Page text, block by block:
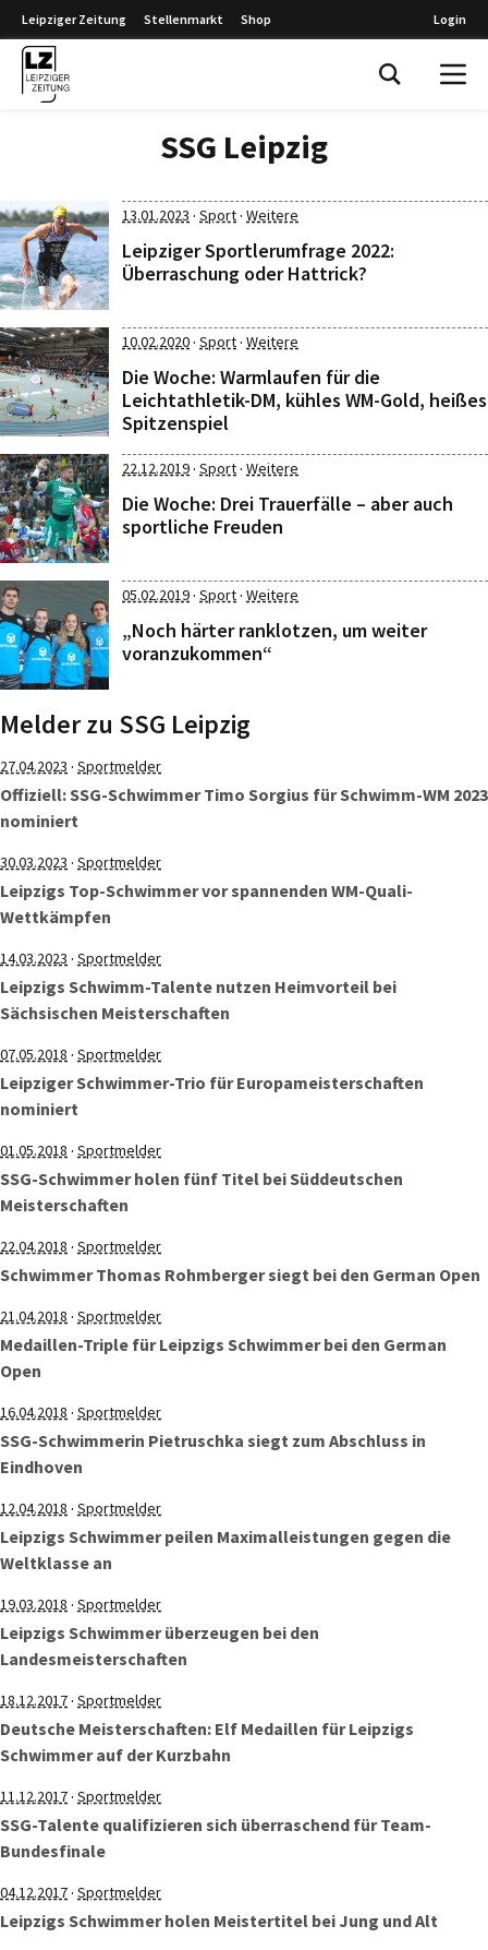
Leipziger Zeitung Stellenmarkt Shop Login
SSG Leipzig
13.01.2023 · Sport· Weitere
Leipziger Sportlerumfrage 2022:
Überraschung oder Hattrick?
10.02.2020· Sport· Weitere
Die Woche: Warmlaufen für die
Leichtathletik-DM, kühles WM-Gold, heißes
Spitzenspiel
22.12.2019· Sport· Weitere
Die Woche: Drei Trauerfälle – aber auch
sportliche Freuden
05.02.2019· Sport· Weitere
„Noch härter ranklotzen, um weiter
voranzukommen“
Melder zu SSG Leipzig
27.04.2023 · Sportmelder
Offiziell: SSG-Schwimmer Timo Sorgius für Schwimm-WM 2023
nominiert
30.03.2023 · Sportmelder
Leipzigs Top-Schwimmer vor spannenden WM-Quali-
Wettkämpfen
14.03.2023 · Sportmelder
Leipzigs Schwimm-Talente nutzen Heimvorteil bei
Sächsischen Meisterschaften
07.05.2018 · Sportmelder
Leipziger Schwimmer-Trio für Europameisterschaften
nominiert
01.05.2018 · Sportmelder
SSG-Schwimmer holen fünf Titel bei Süddeutschen
Meisterschaften
22.04.2018 · Sportmelder
Schwimmer Thomas Rohmberger siegt bei den German Open
21.04.2018 · Sportmelder
Medaillen-Triple für Leipzigs Schwimmer bei den German
Open
16.04.2018 · Sportmelder
SSG-Schwimmerin Pietruschka siegt zum Abschluss in
Eindhoven
12.04.2018 · Sportmelder
Leipzigs Schwimmer peilen Maximalleistungen gegen die
Weltklasse an
19.03.2018 · Sportmelder
Leipzigs Schwimmer überzeugen bei den
Landesmeisterschaften
18.12.2017· Sportmelder
Deutsche Meisterschaften: Elf Medaillen für Leipzigs
Schwimmer auf der Kurzbahn
11.12.2017· Sportmelder
SSG-Talente qualifizieren sich überraschend für Team-
Bundesfinale
04.12.2017· Sportmelder
Leipzigs Schwimmer holen Meistertitel bei Jung und Alt